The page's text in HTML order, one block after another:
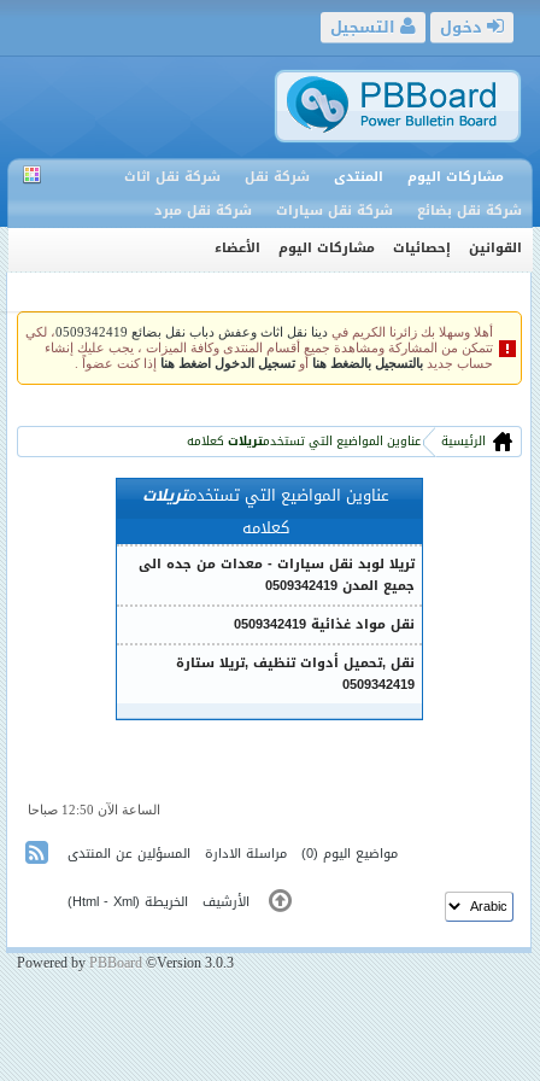
التسجيل دخول
مشاركات اليوم المنتدى شركة نقل
شركة نقل اثاث
شركة نقل بضائع
شركة نقل سيارات
شركة نقل مبرد
القوانين
إحصائيات مشاركات اليوم الأعضاء
أهلا وسهلا بك زائرنا الكريم فيدينا نقل اثاث وعفش دباب نقل بضائع 0509342419
، لكي
تتمكن من المشاركة ومشاهدة جميع أقسام المنتدى وكافة الميزات ، يجب عليك إنشاء
حساب جديدبالتسجيل بالضغط هنا أوتسجيل الدخول اضغط هنا إذا كنت عضواً .
الرئيسية عناوين المواضيع التي تستخدمتريلات كعلامه
عناوين المواضيع التي تستخدمتريلات
كعلامه
تريلا لوبد نقل سيارات - معدات من جده الى
جميع المدن 0509342419
نقل مواد غذائية 0509342419
نقل ,تحميل أدوات تنظيف ,تريلا ستارة
0509342419
الساعة الآن 12:50 صباحا
المسؤلين عن المنتدى مراسلة الادارة مواضيع اليوم (0)
الخريطة (
Html-Xml
) الأرشيف
Powered byPBBoard©Version 3.0.3